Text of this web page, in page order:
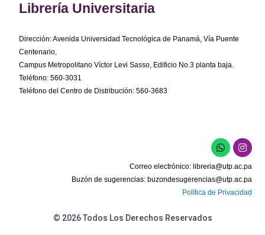
Librería Universitaria
Dirección: Avenida Universidad Tecnológica de Panamá, Vía Puente
Centenario,
Campus Metropolitano Víctor Levi Sasso, Edificio No.3 planta baja.
Teléfono: 560-3031
Teléfono del Centro de Distribución: 560-3683
W
h
a
t
s
a
p
I
n
s
t
a
g
r
Correo electrónico: libreria@utp.ac.pa
Buzón de sugerencias: buzondesugerencias@utp.ac.pa
Política de Privacidad
© 2026 Todos Los Derechos Reservados